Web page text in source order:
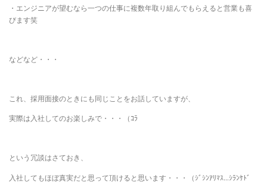
・エンジニアが望むなら一つの仕事に複数年取り組んでもらえると営業も喜
びます笑
などなど・・・
これ、採用面接のときにも同じことをお話していますが、
実際は入社してのお楽しみで・・・（ｺﾗ
という冗談はさておき、
入社してもほぼ真実だと思って頂けると思います・・・（ｼﾞｼﾝｱﾘﾏｽ…ｼﾗﾝｹﾄﾞ